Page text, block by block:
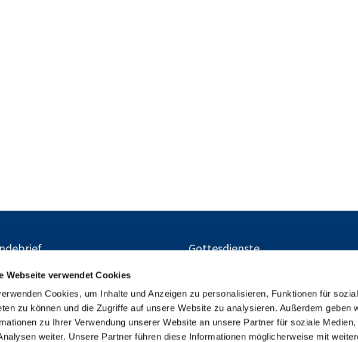
Webseite verwendet Cookies
Cookies, um Inhalte und Anzeigen zu personalisieren, Funktionen für
zu können und die Zugriffe auf unsere Website zu analysieren. Außerdem geben
zu Ihrer Verwendung unserer Website an unsere Partner für soziale Medien,
weiter. Unsere Partner führen diese Informationen möglicherweise mit
Gottesdienste
Ev. Kirchengemeinden Gustav-Adolf und Charlottenburg-
Herschelstraße 14, 10589 Berlin
+49303446094